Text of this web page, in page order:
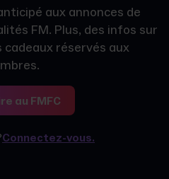
aux annonces de
FM. Plus, des infos sur
cadeaux réservés aux
au FMFC
Connectez-vous.